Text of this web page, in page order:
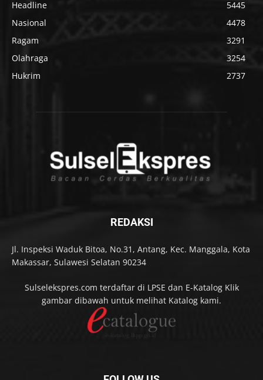
Headline
5445
Nasional
4478
Ragam
3291
Olahraga
3254
Hukrim
2737
REDAKSI
Jl. Inspeksi Waduk Bitoa, No.31, Antang, Kec. Manggala, Kota
Makassar, Sulawesi Selatan 90234
Sulselekspres.com terdaftar di LPSE dan E-Katalog Klik
gambar dibawah untuk melihat Katalog kami.